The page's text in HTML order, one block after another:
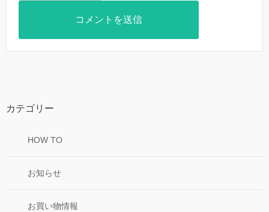
カテゴリー
HOW TO
お知らせ
お買い物情報